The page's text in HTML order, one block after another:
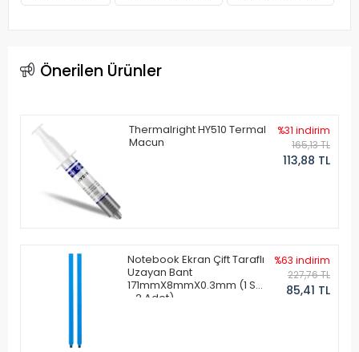
Önerilen Ürünler
Thermalright HY510 Termal
Macun
%31 indirim
165,13 TL
113,88 TL
Notebook Ekran Çift Taraflı
Uzayan Bant
171mmX8mmX0.3mm (1 Set
- 2 Adet)
%63 indirim
227,76 TL
85,41 TL